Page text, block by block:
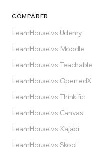
COMPARER
LearnHouse vs Udemy
LearnHouse vs Moodle
LearnHouse vs Teachable
LearnHouse vs Open edX
LearnHouse vs Thinkific
LearnHouse vs Canvas
LearnHouse vs Kajabi
LearnHouse vs Skool